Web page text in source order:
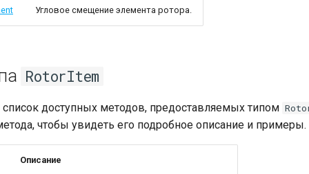
Угловое смещение элемента ротора.
RotorItem
доступных методов, предоставляемых типом
чтобы увидеть его подробное описание и примеры.
Описание